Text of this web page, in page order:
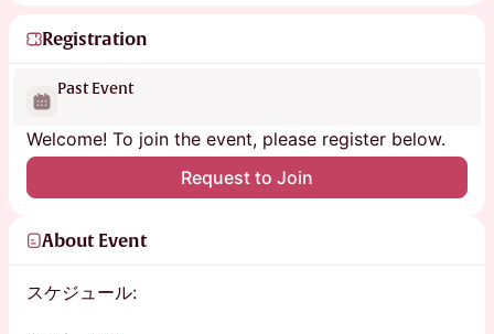
Registration
Past Event
Welcome! To join the event, please register below.
Request to Join
About Event
スケジュール: